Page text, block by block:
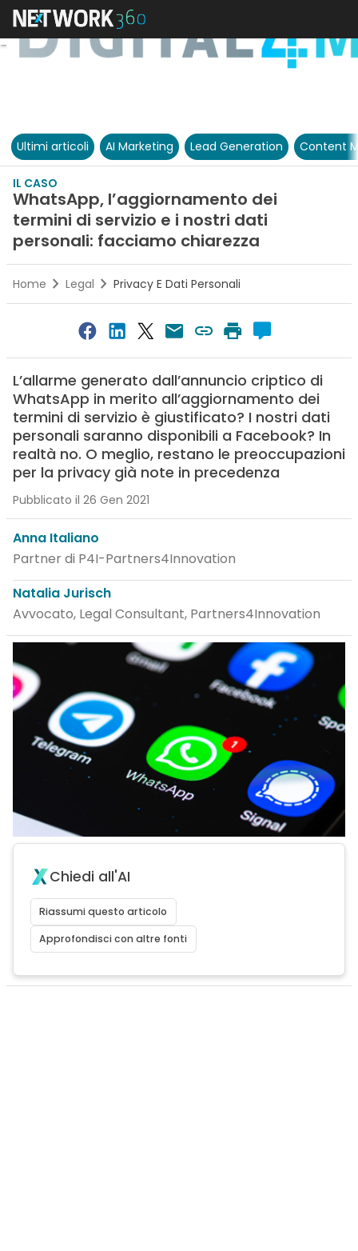
Ultimi articoli AI Marketing Lead Generation Content
IL CASO
WhatsApp, l’aggiornamento dei
termini di servizio e i nostri dati
personali: facciamo chiarezza
Home Legal Privacy E Dati Personali
L’allarme generato dall’annuncio criptico di
WhatsApp in merito all’aggiornamento dei
termini di servizio è giustificato? I nostri dati
personali saranno disponibili a Facebook? In
realtà no. O meglio, restano le preoccupazioni
per la privacy già note in precedenza
Pubblicato il 26 Gen 2021
Anna Italiano
Partner di P4I-Partners4Innovation
Natalia Jurisch
Avvocato, Legal Consultant, Partners4Innovation
Chiedi all'AI
Riassumi questo articolo
Approfondisci con altre fonti